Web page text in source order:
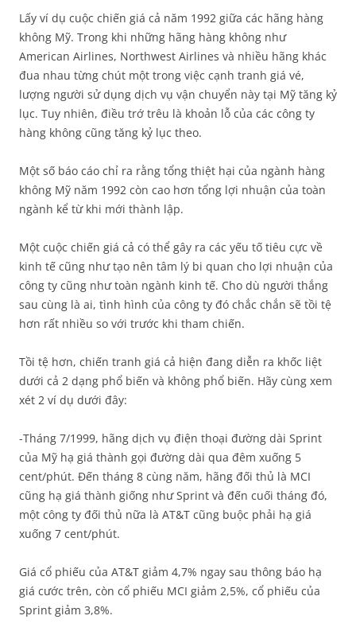
Lấy ví dụ cuộc chiến giá cả năm 1992 giữa các hãng hàng
không Mỹ. Trong khi những hãng hàng không như
American Airlines, Northwest Airlines và nhiều hãng khác
đua nhau từng chút một trong việc cạnh tranh giá vé,
lượng người sử dụng dịch vụ vận chuyển này tại Mỹ tăng kỷ
lục. Tuy nhiên, điều trớ trêu là khoản lỗ của các công ty
hàng không cũng tăng kỷ lục theo.
Một số báo cáo chỉ ra rằng tổng thiệt hại của ngành hàng
không Mỹ năm 1992 còn cao hơn tổng lợi nhuận của toàn
ngành kể từ khi mới thành lập.
Một cuộc chiến giá cả có thể gây ra các yếu tố tiêu cực về
kinh tế cũng như tạo nên tâm lý bi quan cho lợi nhuận của
công ty cũng như toàn ngành kinh tế. Cho dù người thắng
sau cùng là ai, tình hình của công ty đó chắc chắn sẽ tồi tệ
hơn rất nhiều so với trước khi tham chiến.
Tồi tệ hơn, chiến tranh giá cả hiện đang diễn ra khốc liệt
dưới cả 2 dạng phổ biến và không phổ biến. Hãy cùng xem
xét 2 ví dụ dưới đây:
-Tháng 7/1999, hãng dịch vụ điện thoại đường dài Sprint
của Mỹ hạ giá thành gọi đường dài qua đêm xuống 5
cent/phút. Đến tháng 8 cùng năm, hãng đối thủ là MCI
cũng hạ giá thành giống như Sprint và đến cuối tháng đó,
một công ty đối thủ nữa là AT&T cũng buộc phải hạ giá
xuống 7 cent/phút.
Giá cổ phiếu của AT&T giảm 4,7% ngay sau thông báo hạ
giá cước trên, còn cổ phiếu MCI giảm 2,5%, cổ phiếu của
Sprint giảm 3,8%.